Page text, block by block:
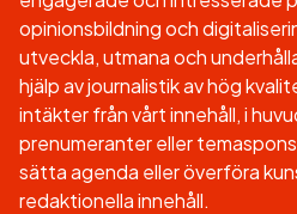
opinionsbildning och
utveckla, utmana och
hjälp av journalistik av hög
intäkter från vårt innehåll, i
prenumeranter eller
sätta agenda eller överföra
redaktionella innehåll.